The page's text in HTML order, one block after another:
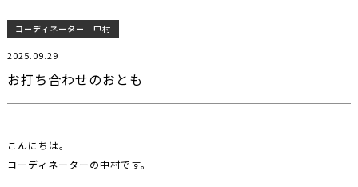
コーディネーター 中村
お打ち合わせのおとも
2025.09.29
こんにちは。
コーディネーターの中村です。